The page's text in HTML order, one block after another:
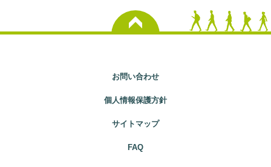
お問い合わせ
個人情報保護方針
サイトマップ
FAQ